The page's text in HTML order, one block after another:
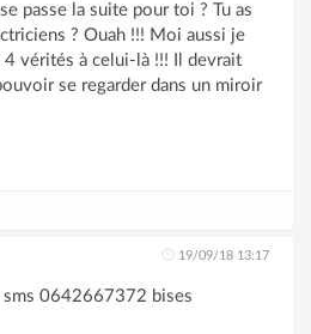
passe la suite pour toi ? Tu as
? Ouah !!! Moi aussi je
4 vérités à celui-là !!! Il devrait
se regarder dans un miroir
19/09/18 13:17
0642667372 bises